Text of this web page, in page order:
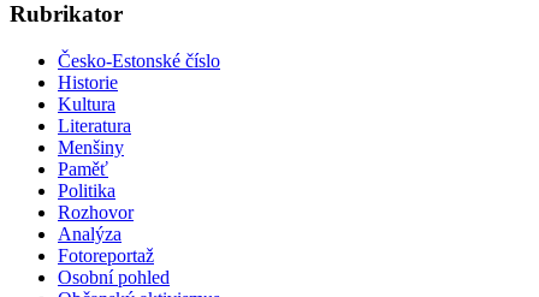
Rubrikator
Česko-Estonské číslo
Historie
Kultura
Literatura
Menšiny
Paměť
Politika
Rozhovor
Analýza
Fotoreportaž
Osobní pohled